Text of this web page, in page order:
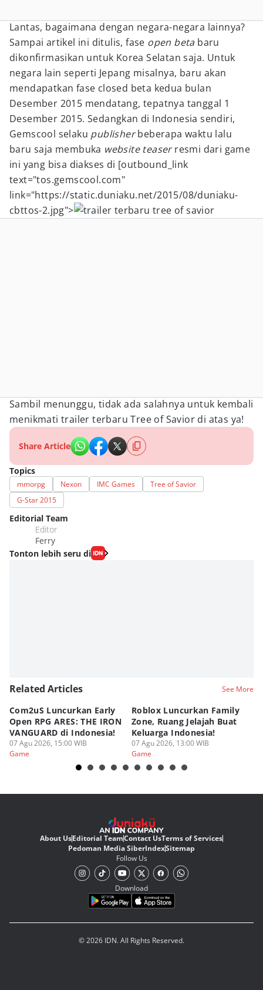
Lantas, bagaimana dengan negara-negara lainnya?
Sampai artikel ini ditulis, fase open betabaru
dikonfirmasikan untuk Korea Selatan saja. Untuk
negara lain seperti Jepang misalnya, baru akan
mendapatkan fase closed beta kedua bulan
Desember 2015 mendatang, tepatnya tanggal 1
Desember 2015. Sedangkan di Indonesia sendiri,
Gemscool selaku publisherbeberapa waktu lalu
baru saja membuka website teaserresmi dari game
ini yang bisa diakses di [outbound_link
text="tos.gemscool.com"
link="https://static.duniaku.net/2015/08/duniaku-
cbttos-2.jpg">
Sambil menunggu, tidak ada salahnya untuk kembali
menikmati trailer terbaru Tree of Savior di atas ya!
Share Article
Topics
mmorpg Nexon IMC Games
Tree of Savior
G-Star 2015
Editorial Team
Editor
Ferry
Tonton lebih seru di
Related Articles See More
Com2uS Luncurkan Early
Open RPG ARES: THE IRON
VANGUARD di Indonesia!
07 Agu 2026, 15:00 WIB
Game
Roblox Luncurkan Family
Zone, Ruang Jelajah Buat
Keluarga Indonesia!
07 Agu 2026, 13:00 WIB
Game
About UsEditorial TeamContact UsTerms of Services
Pedoman Media SiberIndexSitemap
Follow Us
Download
© 2026 IDN. All Rights Reserved.